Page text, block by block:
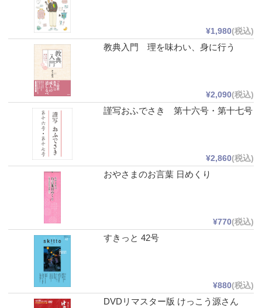
¥1,980(税込)
教典入門 理を味わい、身に行う
¥2,090(税込)
謹写おふでさき 第十六号・第十七号
¥2,860(税込)
おやさまのお言葉 日めくり
¥770(税込)
すきっと 42号
¥880(税込)
DVDリマスター版 けっこう源さん